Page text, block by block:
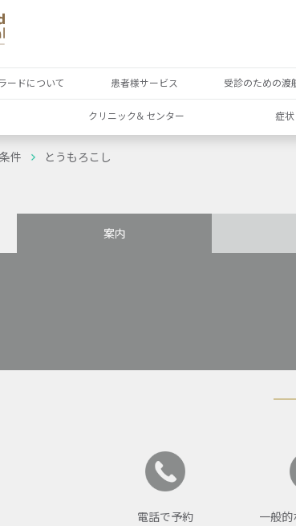
ードについて 患者様サービス 受診のための渡
クリニック& センター 症
条件 とうもろこし
案内
電話で予約 一般